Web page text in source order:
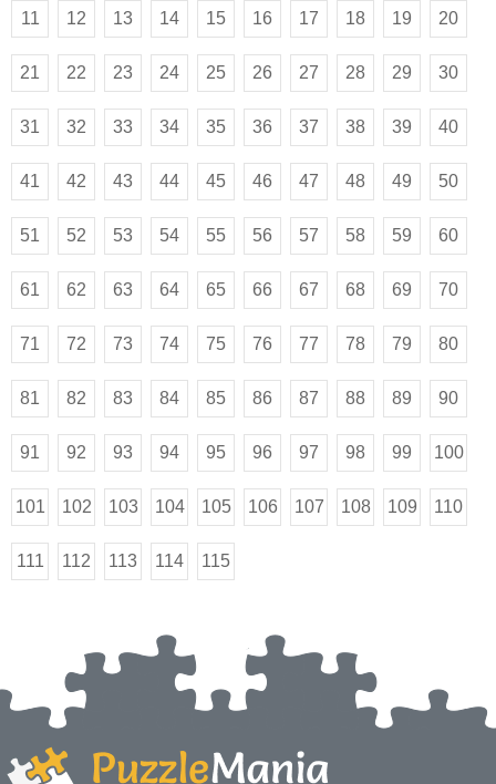
11 12 13 14 15 16 17 18 19 20
21 22 23 24 25 26 27 28 29 30
31 32 33 34 35 36 37 38 39 40
41 42 43 44 45 46 47 48 49 50
51 52 53 54 55 56 57 58 59 60
61 62 63 64 65 66 67 68 69 70
71 72 73 74 75 76 77 78 79 80
81 82 83 84 85 86 87 88 89 90
91 92 93 94 95 96 97 98 99 100
101 102 103 104 105 106 107 108 109 110
111 112 113 114 115